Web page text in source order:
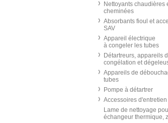
Nettoyants chaudières
cheminées
Absorbants fioul et
SAV
Appareil électrique
à congeler les tubes
Détartreurs, appareils
congélation et
Appareils de
tubes
Pompe à détartrer
Accessoires d'entretien
Lame de nettoyage
échangeur thermique,